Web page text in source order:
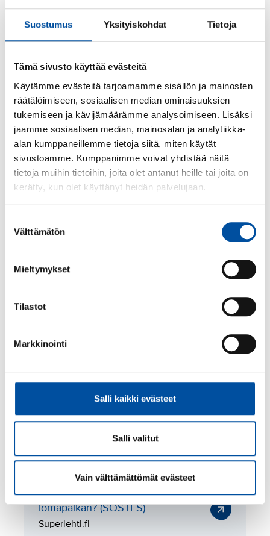
Suostumus Yksityiskohdat Tietoja
Tämä sivusto käyttää evästeitä
Käytämme evästeitä tarjoamamme sisällön ja mainosten
räätälöimiseen, sosiaalisen median ominaisuuksien
tukemiseen ja kävijämäärämme analysoimiseen. Lisäksi
jaamme sosiaalisen median, mainosalan ja analytiikka-
alan kumppaneillemme tietoja siitä, miten käytät
sivustoamme. Kumppanimme voivat yhdistää näitä
tietoja muihin tietoihin, joita olet antanut heille tai joita on
kerätty, kun olet käyttänyt heidän palvelujaan.
valinta
Välttämätön
Mieltymykset
Tilastot
Markkinointi
Salli kaikki evästeet
Salli valitut
Vain välttämättömät evästeet
palkanmaksupäivänä.
josta ilmenevät lomapalkan tai korvauksen suuruus
ja myös sen määräytymisen perusteet.
Kuukausipalkkaisen vuosilomapalkkaan
lisättävä työaikakorvaus
Työajan muuttuminen kesken
lomanmääräytymisvuoden
Tuntipalkkainen työntekijä, joka
Lomakorvaus
Työsuhteen päättyessä työntekijälle maksetaan
lomakorvauksena.
Saatko varmasti oikean
lomapalkan? (SOSTES)
Superlehti.fi